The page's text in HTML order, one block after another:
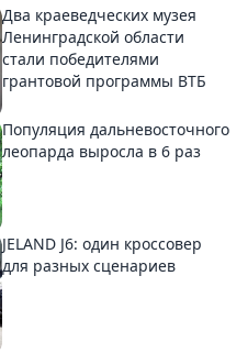
Два краеведческих музея
Ленинградской области
стали победителями
грантовой программы ВТБ
Популяция дальневосточного
леопарда выросла в 6 раз
JELAND J6: один кроссовер
для разных сценариев